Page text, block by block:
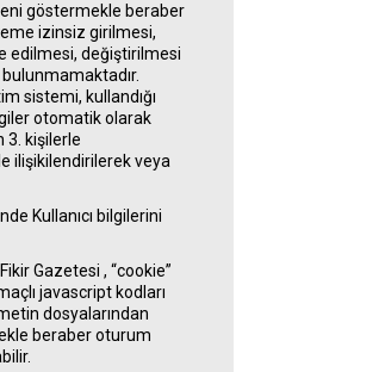
göstermekle beraber
izinsiz girilmesi,
edilmesi, değiştirilmesi
sistemi, kullandığı
otomatik olarak
3. kişilerle
ilişikilendirilerek veya
Kullanıcı bilgilerini
Gazetesi , “cookie”
javascript kodları
dosyalarından
beraber oturum